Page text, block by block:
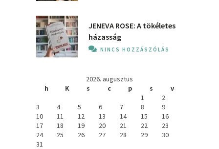
JENEVA ROSE: A ​tökéletes
házasság
NINCS HOZZÁSZÓLÁS
2026. augusztus
h
K s c p s
v
1
2
3
4 5 6 7 8
9
10
11 12 13 14 15
16
17
18 19 20 21 22
23
24
25 26 27 28 29
30
31